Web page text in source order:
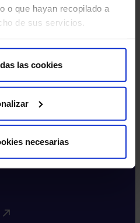
o que hayan recopilado a
de sus servicios.
las cookies
necesarias